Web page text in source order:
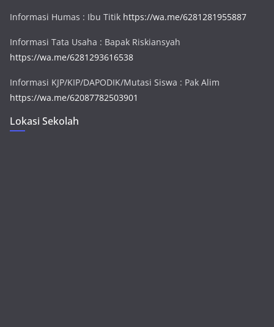
Informasi Humas : Ibu Titik https://wa.me/6281281955887
Informasi Tata Usaha : Bapak Riskiansyah
https://wa.me/6281293616538
Informasi KJP/KIP/DAPODIK/Mutasi Siswa : Pak Alim
https://wa.me/62087782503901
Lokasi Sekolah